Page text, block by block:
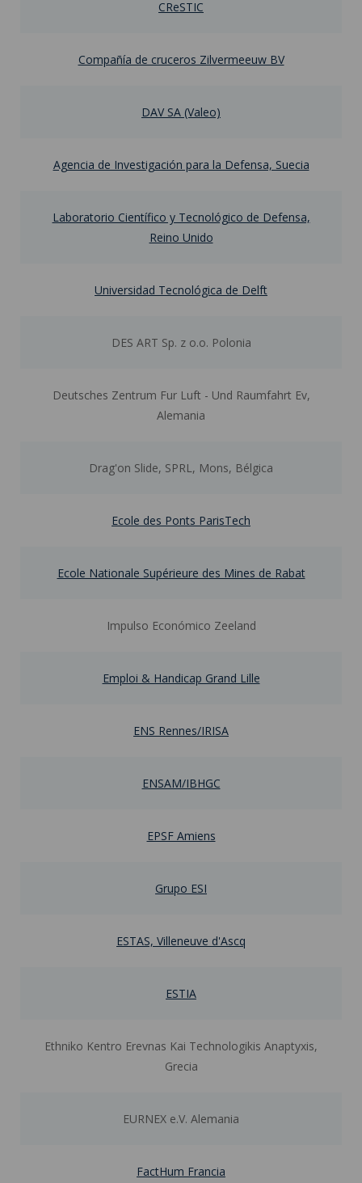
CReSTIC
Compañía de cruceros Zilvermeeuw BV
DAV SA (Valeo)
Agencia de Investigación para la Defensa, Suecia
Laboratorio Científico y Tecnológico de Defensa,
Reino Unido
Universidad Tecnológica de Delft
DES ART Sp. z o.o. Polonia
Deutsches Zentrum Fur Luft - Und Raumfahrt Ev,
Alemania
Drag'on Slide, SPRL, Mons, Bélgica
Ecole des Ponts ParisTech
Ecole Nationale Supérieure des Mines de Rabat
Impulso Económico Zeeland
Emploi & Handicap Grand Lille
ENS Rennes/IRISA
ENSAM/IBHGC
EPSF Amiens
Grupo ESI
ESTAS, Villeneuve d'Ascq
ESTIA
Ethniko Kentro Erevnas Kai Technologikis Anaptyxis,
Grecia
EURNEX e.V. Alemania
FactHum Francia